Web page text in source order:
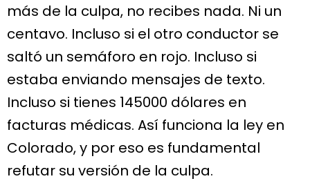
más de la culpa, no recibes nada. Ni un
centavo. Incluso si el otro conductor se
saltó un semáforo en rojo. Incluso si
estaba enviando mensajes de texto.
Incluso si tienes 145000 dólares en
facturas médicas. Así funciona la ley en
Colorado, y por eso es fundamental
refutar su versión de la culpa.